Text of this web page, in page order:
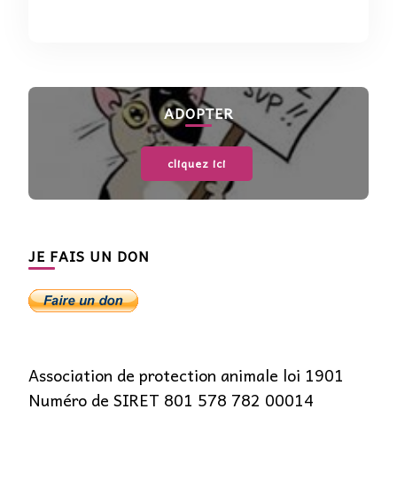
ADOPTER
cliquez ici
JE FAIS UN DON
Association de protection animale loi 1901
Numéro de SIRET 801 578 782 00014